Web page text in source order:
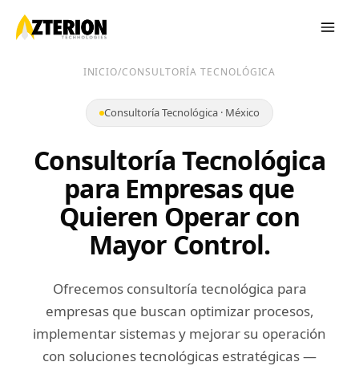
INICIO/CONSULTORÍA TECNOLÓGICA
Consultoría Tecnológica · México
Consultoría Tecnológica
para Empresas que
Quieren Operar con
Mayor Control.
Ofrecemos consultoría tecnológica para
empresas que buscan optimizar procesos,
implementar sistemas y mejorar su operación
con soluciones tecnológicas estratégicas —